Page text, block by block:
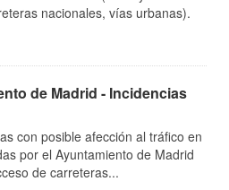
nacionales, vías urbanas).
de Madrid - Incidencias
con posible afección al tráfico en
por el Ayuntamiento de Madrid
de carreteras...